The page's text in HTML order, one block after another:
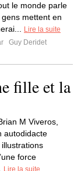
le monde parle
mettent en
Lire la suite
Guy Deridet
fille et la
M Viveros,
autodidacte
force
Lire la suite